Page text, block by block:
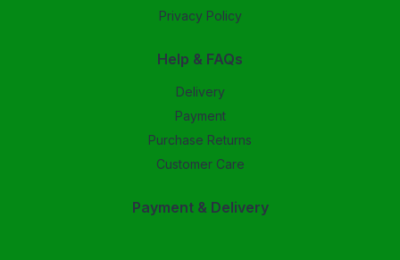
Privacy Policy
Help & FAQs
Delivery
Payment
Purchase Returns
Customer Care
Payment & Delivery